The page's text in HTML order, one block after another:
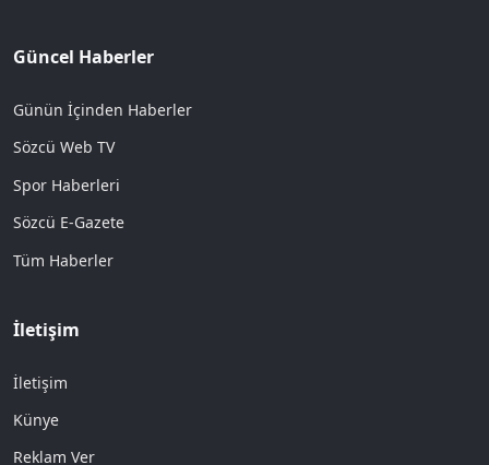
Güncel Haberler
Günün İçinden Haberler
Sözcü Web TV
Spor Haberleri
Sözcü E-Gazete
Tüm Haberler
İletişim
İletişim
Künye
Reklam Ver